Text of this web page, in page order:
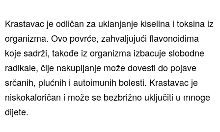
Krastavac je odličan za uklanjanje kiselina i toksina iz
organizma. Ovo povrće, zahvaljujući flavonoidima
koje sadrži, takođe iz organizma izbacuje slobodne
radikale, čije nakupljanje može dovesti do pojave
srčanih, plućnih i autoimunih bolesti. Krastavac je
niskokaloričan i može se bezbrižno uključiti u mnoge
dijete.